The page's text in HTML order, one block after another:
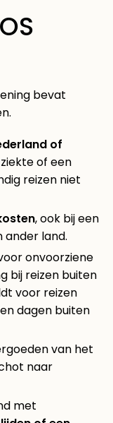
bevat
of
of een
reizen niet
, ook bij een
ander land.
onvoorziene
bij reizen buiten
voor reizen
dagen buiten
van het
naar
met